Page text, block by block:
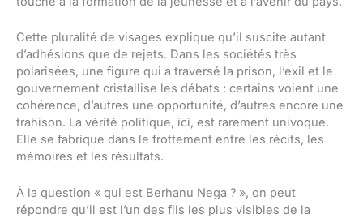
Cette pluralité de visages explique qu’il suscite autant
d’adhésions que de rejets. Dans les sociétés très
polarisées, une figure qui a traversé la prison, l’exil et le
gouvernement cristallise les débats : certains voient une
cohérence, d’autres une opportunité, d’autres encore une
trahison. La vérité politique, ici, est rarement univoque.
Elle se fabrique dans le frottement entre les récits, les
mémoires et les résultats.
À la question « qui est Berhanu Nega ? », on peut
répondre qu’il est l’un des fils les plus visibles de la